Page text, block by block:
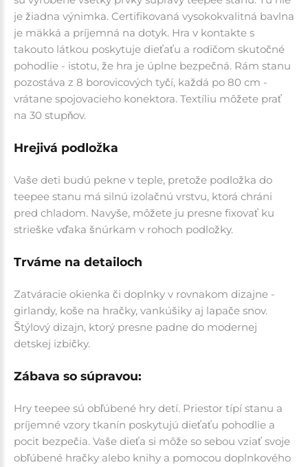
je žiadna výnimka. Certifikovaná vysokokvalitná bavlna
je mäkká a príjemná na dotyk. Hra v kontakte s
takouto látkou poskytuje dieťaťu a rodičom skutočné
pohodlie - istotu, že hra je úplne bezpečná. Rám stanu
pozostáva z 8 borovicových tyčí, každá po 80 cm -
vrátane spojovacieho konektora. Textíliu môžete prať
na 30 stupňov.
Hrejivá podložka
Vaše deti budú pekne v teple, pretože podložka do
teepee stanu má silnú izolačnú vrstvu, ktorá chráni
pred chladom. Navyše, môžete ju presne fixovať ku
strieške vďaka šnúrkam v rohoch podložky.
Trváme na detailoch
Zatváracie okienka či doplnky v rovnakom dizajne -
girlandy, koše na hračky, vankúšiky aj lapače snov.
Štýlový dizajn, ktorý presne padne do modernej
detskej izbičky.
Zábava so súpravou:
Hry teepee sú obľúbené hry detí. Priestor típí stanu a
príjemné vzory tkanín poskytujú dieťaťu pohodlie a
pocit bezpečia. Vaše dieťa si môže so sebou vziať svoje
obľúbené hračky alebo knihy a pomocou doplnkového